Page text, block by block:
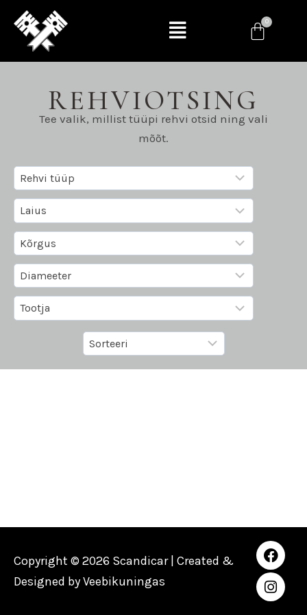
REHVIOTSING
Tee valik, millist tüüpi rehvi otsid ning vali
mõõt.
Copyright © 2026 Scandicar | Created &
Designed byVeebikuningas